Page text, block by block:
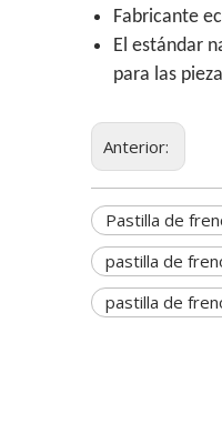
Fabricante
El estándar
para las
Anterior:
Pastilla de
pastilla de
pastilla de